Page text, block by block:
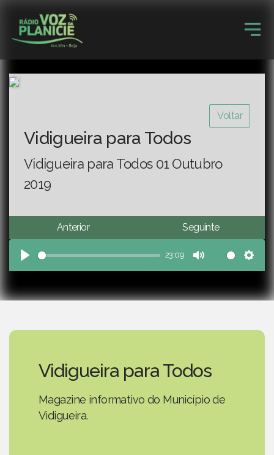
Voltar
Vidigueira para Todos
Vidigueira para Todos 01 Outubro
2019
Anterior Seguinte
Play
23:09
Mute
Vidigueira para Todos
Magazine informativo do Município de
Vidigueira.